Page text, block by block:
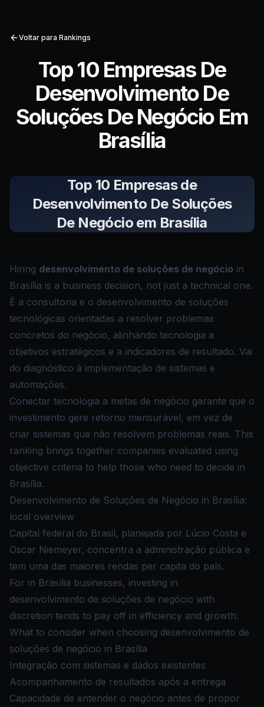
Voltar para Rankings
Top 10 Empresas De
Desenvolvimento De
Soluções De Negócio Em
Brasília
Top 10 Empresas de
Desenvolvimento De Soluções
De Negócio em Brasília
Hiring desenvolvimento de soluções de negócio in
Brasília is a business decision, not just a technical one.
É a consultoria e o desenvolvimento de soluções
tecnológicas orientadas a resolver problemas
concretos do negócio, alinhando tecnologia a
objetivos estratégicos e a indicadores de resultado. Vai
do diagnóstico à implementação de sistemas e
automações.
Conectar tecnologia a metas de negócio garante que o
investimento gere retorno mensurável, em vez de
criar sistemas que não resolvem problemas reais. This
ranking brings together companies evaluated using
objective criteria to help those who need to decide in
Brasília.
Desenvolvimento de Soluções de Negócio in Brasília:
local overview
Capital federal do Brasil, planejada por Lúcio Costa e
Oscar Niemeyer, concentra a administração pública e
tem uma das maiores rendas per capita do país.
For in Brasília businesses, investing in
desenvolvimento de soluções de negócio with
discretion tends to pay off in efficiency and growth.
What to consider when choosing desenvolvimento de
soluções de negócio in Brasília
Integração com sistemas e dados existentes
Acompanhamento de resultados após a entrega
Capacidade de entender o negócio antes de propor